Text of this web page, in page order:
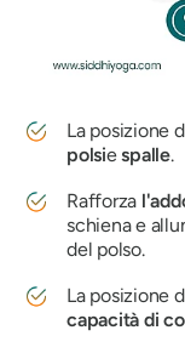
La posizione
polsiespalle.
Rafforza
schiena e
del polso.
La posizione
capacità di